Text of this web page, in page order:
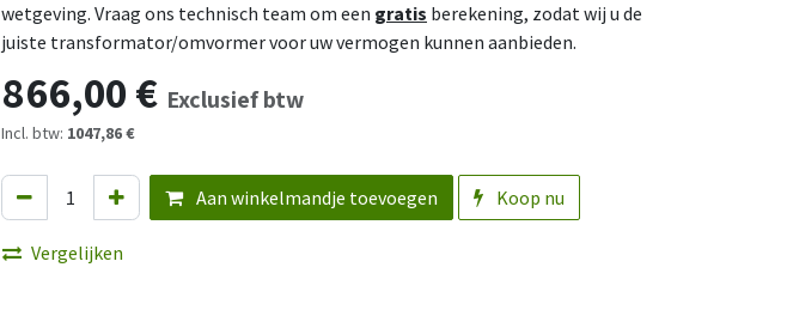
wetgeving. Vraag ons technisch team om een gratis berekening, zodat wij u de
juiste transformator/omvormer voor uw vermogen kunnen aanbieden.
866,00€ Exclusief btw
Incl. btw: 1047,86 €
Aan winkelmandje toevoegen Koop nu
Vergelijken